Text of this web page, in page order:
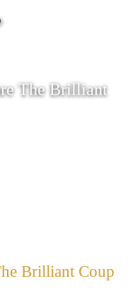
The Brilliant
Brilliant Coup